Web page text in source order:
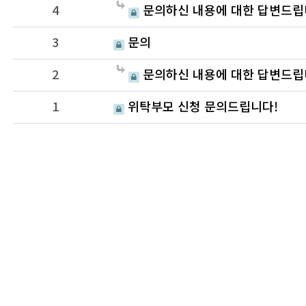
4
문의하신 내용에 대한 답변드
3
문의
2
문의하신 내용에 대한 답변드
1
위탁부모 신청 문의드립니다!